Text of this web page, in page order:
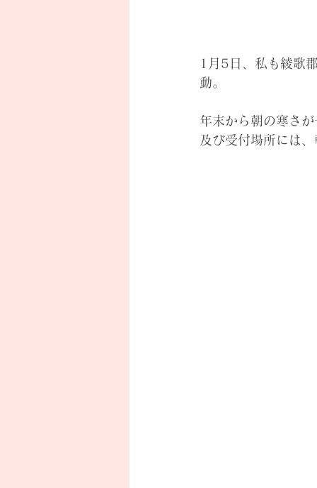
1月5日、私も綾歌
動。
年末から朝の寒さ
及び受付場所には